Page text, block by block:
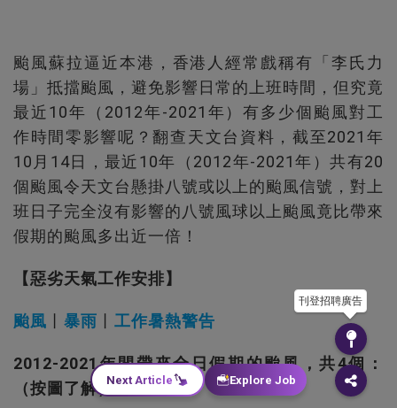
颱風蘇拉逼近本港，香港人經常戲稱有「李氏力
場」抵擋颱風，避免影響日常的上班時間，但究竟
最近10年（2012年-2021年）有多少個颱風對工
作時間零影響呢？翻查天文台資料，截至2021年
10月14日，最近10年（2012年-2021年）共有20
個颱風令天文台懸掛八號或以上的颱風信號，對上
班日子完全沒有影響的八號風球以上颱風竟比帶來
假期的颱風多出近一倍！
【惡劣天氣工作安排】
颱風 暴雨 工作暑熱警告
2012-2021年間帶來全日假期的颱風，共4個：
（按圖了解）
刊登招聘廣告
Next Article Explore Job